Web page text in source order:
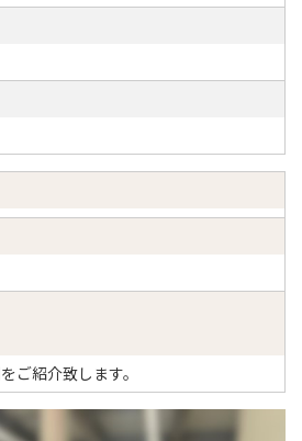
ご紹介致します。